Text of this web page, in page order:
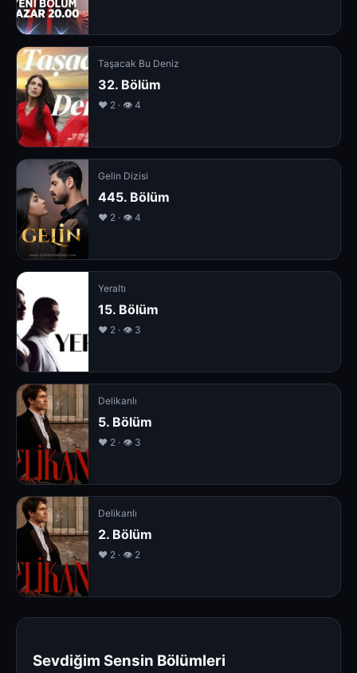
Taşacak Bu Deniz
32. Bölüm
❤️ 2 · 👁 4
Gelin Dizisi
445. Bölüm
❤️ 2 · 👁 4
Yeraltı
15. Bölüm
❤️ 2 · 👁 3
Delikanlı
5. Bölüm
❤️ 2 · 👁 3
Delikanlı
2. Bölüm
❤️ 2 · 👁 2
Sevdiğim Sensin Bölümleri